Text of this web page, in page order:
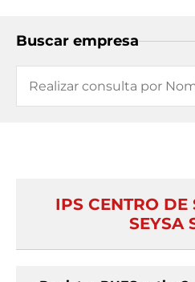
Buscar empresa
IPS CENTRO DE
SEYSA